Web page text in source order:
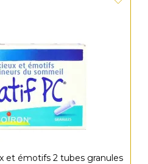
et émotifs 2 tubes granules